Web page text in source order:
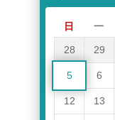
日 一
28 29
5 6
12 13